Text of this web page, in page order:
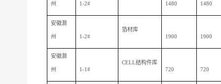
州 1-2#
1480
1480
安徽滁
州 1-2#
箔材库
1900
1900
安徽滁
州 1-1#
CELL结构件库
720
720